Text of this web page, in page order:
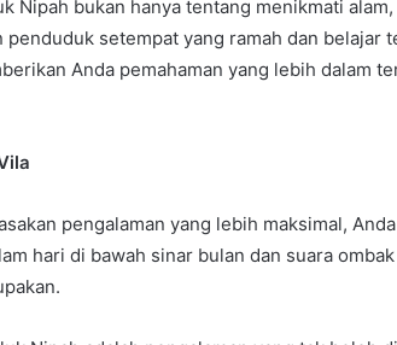
Nipah bukan hanya tentang menikmati
setempat yang ramah dan belajar
Anda pemahaman yang lebih dalam
pengalaman yang lebih maksimal,
hari di bawah sinar bulan dan suara